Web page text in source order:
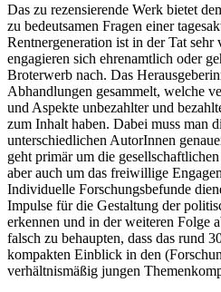
Das zu rezensierende Werk bietet
zu bedeutsamen Fragen einer
Rentnergeneration ist in der Tat
engagieren sich ehrenamtlich oder
Broterwerb nach. Das
Abhandlungen gesammelt, welche
und Aspekte unbezahlter und
zum Inhalt haben. Dabei muss man
unterschiedlichen AutorInnen
geht primär um die
aber auch um das freiwillige
Individuelle Forschungsbefunde
Impulse für die Gestaltung der
erkennen und in der weiteren Folge
falsch zu behaupten, dass das rund
kompakten Einblick in den
verhältnismäßig jungen